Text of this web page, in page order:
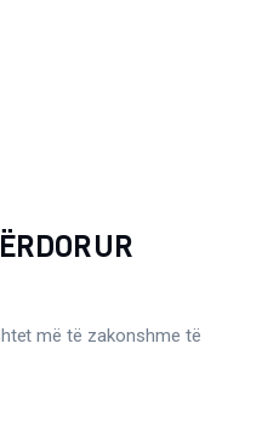
më të zakonshme të